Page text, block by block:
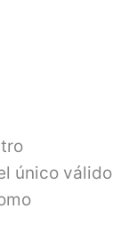
único válido